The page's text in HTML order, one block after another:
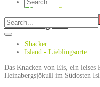
Heinabergslón
Shacker
Island - Lieblingsorte
Das Knacken von Eis, ein leises
Heinabergsjökull im Südosten